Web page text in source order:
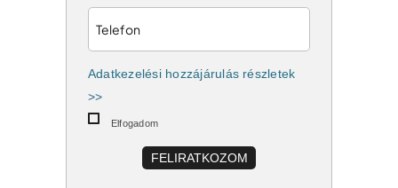
Adatkezelési hozzájárulás részletek
>>
Elfogadom
FELIRATKOZOM